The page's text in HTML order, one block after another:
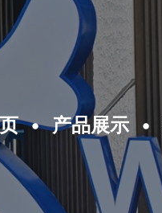
产品展示